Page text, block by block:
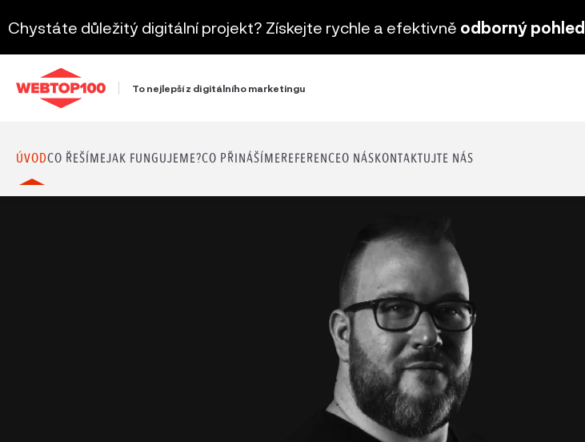
Chystáte důležitý digitální projekt? Získejte rychle a efektivně odborný pohled
To nejlepší z digitálního marketingu
ÚVODCO ŘEŠÍMEJAK FUNGUJEME?CO PŘINÁŠÍMEREFERENCEO NÁSKONTAKTUJTE NÁS